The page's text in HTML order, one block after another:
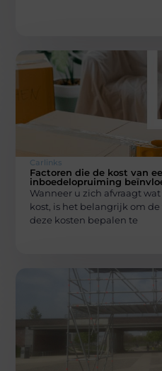
Carlinks
Factoren die de kost van
inboedelopruiming
Wanneer u zich afvraagt
kost, is het belangrijk om
deze kosten bepalen te